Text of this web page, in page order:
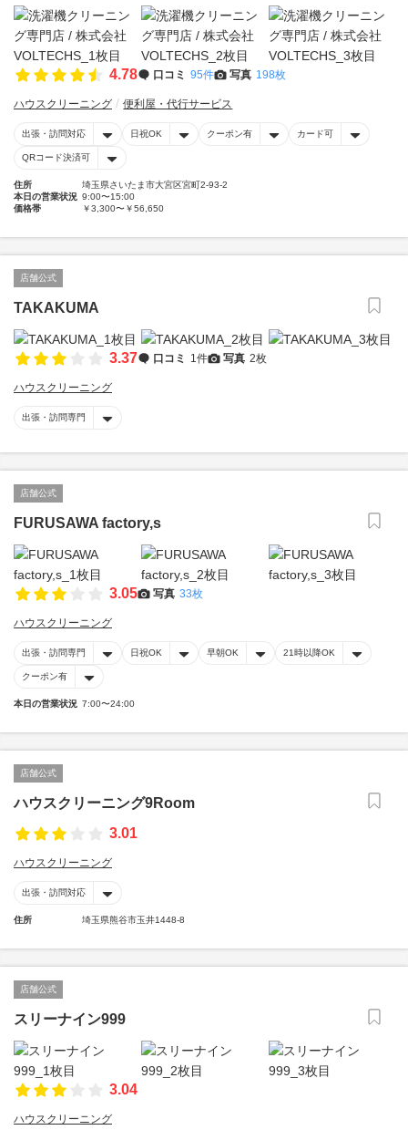
4.78 口コミ 95件 写真 198枚
ハウスクリーニング 便利屋・代行サービス
出張・訪問対応 日祝OK クーポン有 カード可
QRコード決済可
住所
埼玉県さいたま市大宮区宮町2-93-2
本日の営業状況 9:00〜15:00
価格帯
￥3,300〜￥56,650
店舗公式
TAKAKUMA
3.37 口コミ 1件 写真 2枚
ハウスクリーニング
出張・訪問専門
店舗公式
FURUSAWA factory,s
3.05 写真 33枚
ハウスクリーニング
出張・訪問専門 日祝OK 早朝OK 21時以降OK
クーポン有
本日の営業状況 7:00〜24:00
店舗公式
ハウスクリーニング9Room
3.01
ハウスクリーニング
出張・訪問対応
住所 埼玉県熊谷市玉井1448-8
店舗公式
スリーナイン999
3.04
ハウスクリーニング